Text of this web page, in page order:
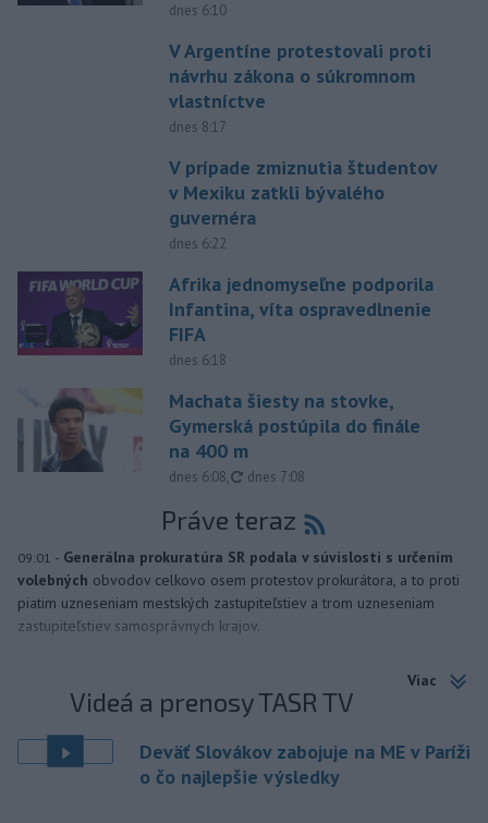
dnes 6:10
V Argentíne protestovali proti
návrhu zákona o súkromnom
vlastníctve
dnes 8:17
V prípade zmiznutia študentov
v Mexiku zatkli bývalého
guvernéra
dnes 6:22
Afrika jednomyseľne podporila
Infantina, víta ospravedlnenie
FIFA
dnes 6:18
Machata šiesty na stovke,
Gymerská postúpila do finále
na 400 m
dnes 6:08, aktualizované
dnes 7:08
Práve teraz
09:01 - Generálna prokuratúra SR podala v súvislosti s určením
volebných obvodov celkovo osem protestov prokurátora, a to proti
piatim uzneseniam mestských zastupiteľstiev a trom uzneseniam
zastupiteľstiev samosprávnych krajov.
Viac
Videá a prenosy TASR TV
Deväť Slovákov zabojuje na ME v Paríži
o čo najlepšie výsledky